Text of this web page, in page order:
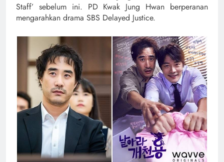
Staff’ sebelum ini. PD Kwak Jung Hwan berperanan
mengarahkan drama SBS Delayed Justice.